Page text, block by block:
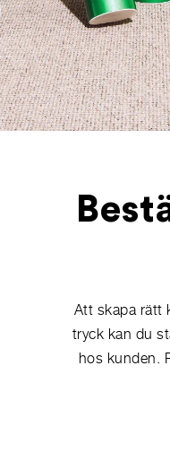
Att skapa rätt
tryck kan du
hos kunden.